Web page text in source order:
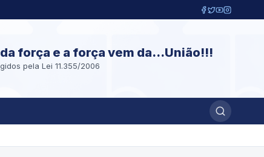
força e a força vem da...União!!!
pela Lei 11.355/2006